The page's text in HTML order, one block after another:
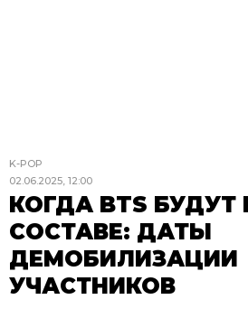
K-POP
02.06.2025, 12:00
КОГДА BTS
СОСТАВЕ: ДАТЫ
ДЕМОБИЛИЗАЦИИ
УЧАСТНИКОВ